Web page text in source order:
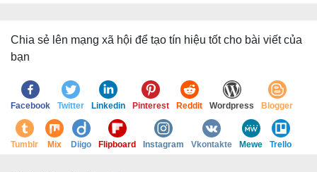
Chia sẻ lên mạng xã hội để tạo tín hiệu tốt cho bài viết của
bạn
Facebook Twitter Linkedin Pinterest Reddit Wordpress Blogger
Tumblr Mix Diigo Flipboard Instagram Vkontakte Mewe Trello